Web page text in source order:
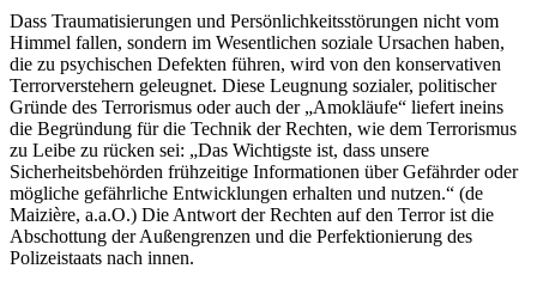
Dass Traumatisierungen und Persönlichkeitsstörungen nicht vom
Himmel fallen, sondern im Wesentlichen soziale Ursachen haben,
die zu psychischen Defekten führen, wird von den konservativen
Terrorverstehern geleugnet. Diese Leugnung sozialer, politischer
Gründe des Terrorismus oder auch der „Amokläufe“ liefert ineins
die Begründung für die Technik der Rechten, wie dem Terrorismus
zu Leibe zu rücken sei: „Das Wichtigste ist, dass unsere
Sicherheitsbehörden frühzeitige Informationen über Gefährder oder
mögliche gefährliche Entwicklungen erhalten und nutzen.“ (de
Maizière, a.a.O.) Die Antwort der Rechten auf den Terror ist die
Abschottung der Außengrenzen und die Perfektionierung des
Polizeistaats nach innen.